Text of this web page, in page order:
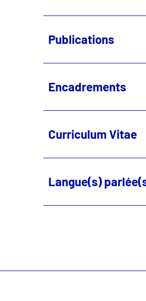
Publications
Encadrements
Curriculum Vitae
Langue(s)